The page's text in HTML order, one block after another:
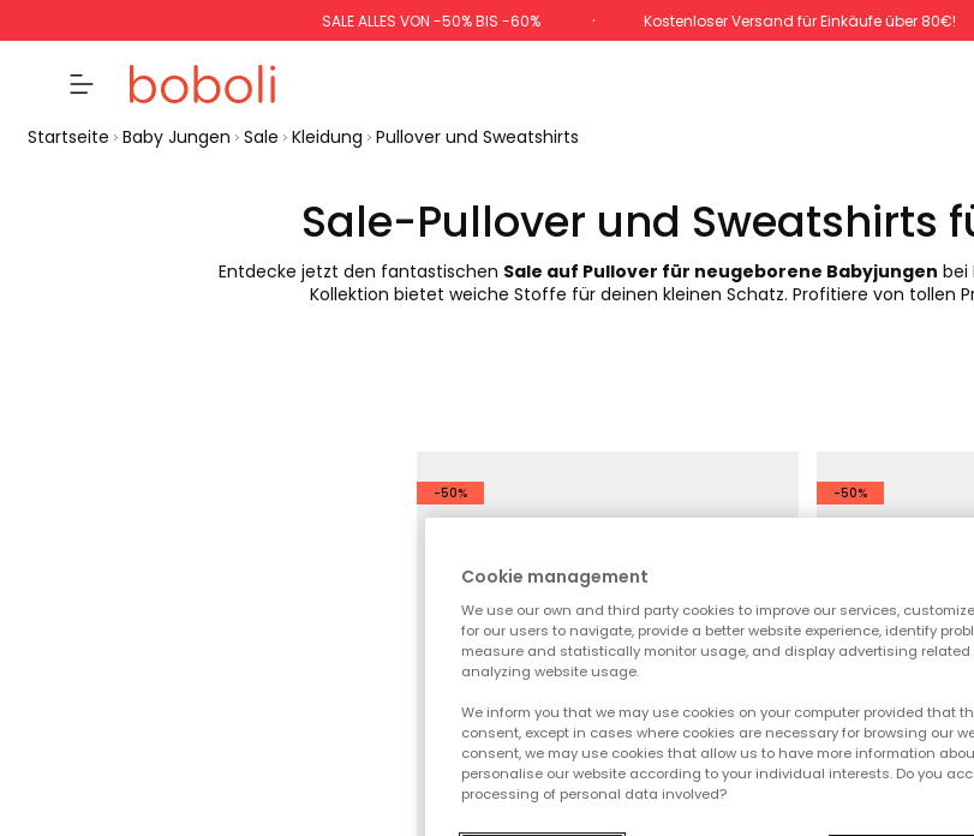
SALE ALLES VON -50% BIS -60% Kostenloser Versand für Einkäufe über 80€!
Startseite Baby Jungen Sale Kleidung Pullover und Sweatshirts
Sale-Pullover und Sweatshirts
Entdecke jetzt den fantastischen Sale auf Pullover für neugeborene Babyjungen bei
Kollektion bietet weiche Stoffe für deinen kleinen Schatz. Profitiere von tollen
-50% -50%
Cookie management
We use our own and third party cookies to improve our services,
for our users to navigate, provide a better website experience, identify
measure and statistically monitor usage, and display advertising related
analyzing website usage.
We inform you that we may use cookies on your computer provided that
consent, except in cases where cookies are necessary for browsing our
consent, we may use cookies that allow us to have more information
personalise our website according to your individual interests. Do you
processing of personal data involved?